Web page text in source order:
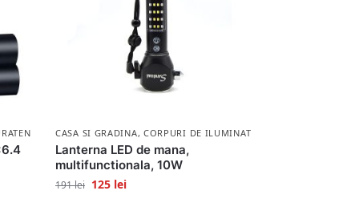
SI IGIENA
CASA SI GRADINA, CORPURI DE ILUMINAT
Lanterna LED de mana,
multifunctionala, 10W
191lei 125 lei